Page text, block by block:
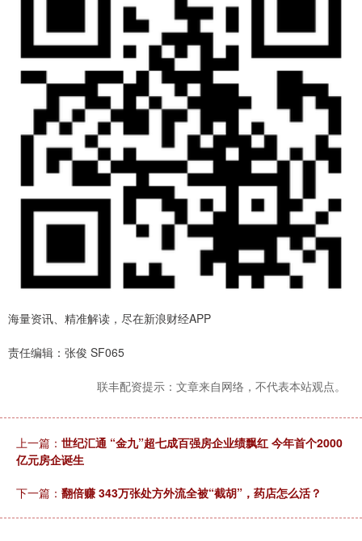
海量资讯、精准解读，尽在新浪财经APP
责任编辑：张俊 SF065
联丰配资提示：文章来自网络，不代表本站观点。
上一篇： 世纪汇通 “金九”超七成百强房企业绩飘红 今年首个2000
亿元房企诞生
下一篇： 翻倍赚 343万张处方外流全被“截胡”，药店怎么活？